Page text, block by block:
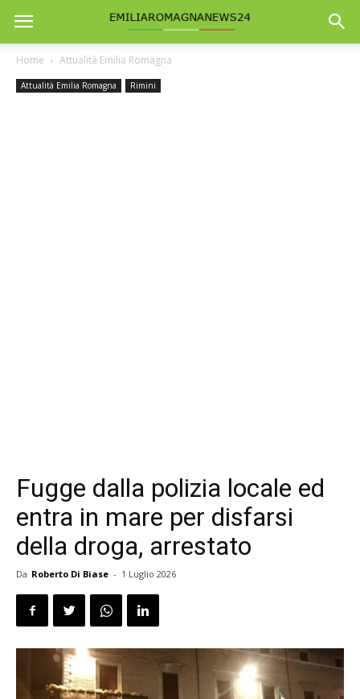
Home Attualità Emilia Romagna
Attualità Emilia Romagna Rimini
Fugge dalla polizia locale ed
entra in mare per disfarsi
della droga, arrestato
Da Roberto Di Biase - 1 Luglio 2026